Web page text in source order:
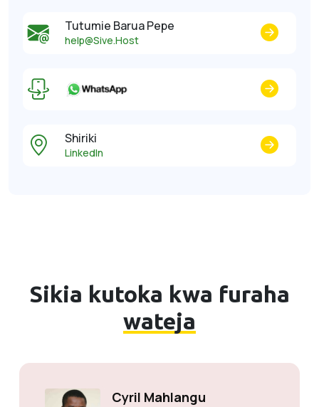
Tutumie Barua Pepe
help@Sive.Host
Shiriki
LinkedIn
Sikia kutoka kwa furaha
wateja
Cyril Mahlangu